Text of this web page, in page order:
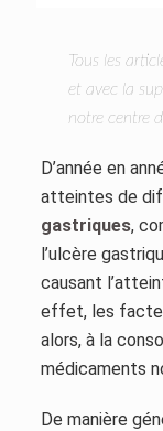
Tous les
et avec la
notre centre
D’année en
atteintes de
gastriques,
l’ulcère
causant
effet, les
alors, à la
médicaments
De manière